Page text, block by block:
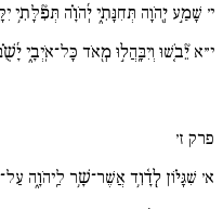
י׳ שָׁמַ֣ע יְ֖הֹוָה תְּחִנָּתִ֑י יְ֜הֹוָ֗ה תְּפִ֘לָּתִ֥י
י״א יֵ֘בֹ֚שׁוּ וְיִבָּֽהֲל֣וּ מְ֖אֹד כָּל־אֹֽיְבָ֑י
פרק ז׳
א׳ שִׁגָּי֗וֹן לְ֖דָ֫וִ֥ד אֲשֶׁר־שָׁ֥ר לַֽיהֹוָ֑ה